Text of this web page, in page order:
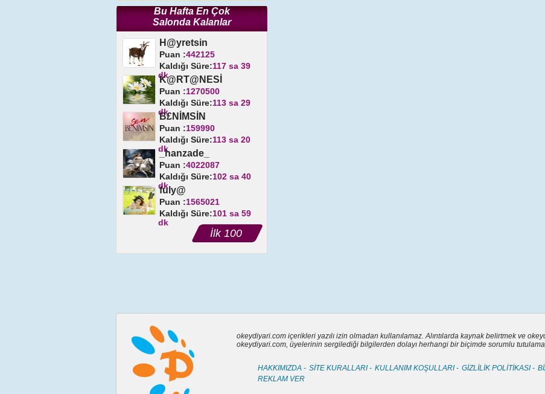
Bu Hafta En Çok
Salonda Kalanlar
H@yretsin
Puan :442125
Kaldığı Süre:117 sa 39
dk
K@RT@NESİ
Puan :1270500
Kaldığı Süre:113 sa 29
dk
B£NİMSİN
Puan :159990
Kaldığı Süre:113 sa 20
dk
_hanzade_
Puan :4022087
Kaldığı Süre:102 sa 40
dk
fuly@
Puan :1565021
Kaldığı Süre:101 sa 59
dk
İlk 100
okeydiyari.com içerikleri yazılı izin olmadan kullanılamaz. Alıntılarda kaynak belirtmek ve
okeydiyari.com, üyelerinin sergilediği bilgilerden dolayı herhangi bir biçimde sorumlu
HAKKIMIZDA - SİTE KURALLARI - KULLANIM KOŞULLARI - GİZLİLİK POLİTİKASI -
REKLAM VER